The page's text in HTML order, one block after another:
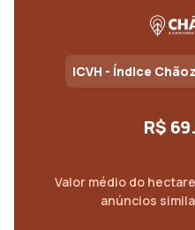
ICVH - Índice
R$
Valor médio do hectare
anúncios